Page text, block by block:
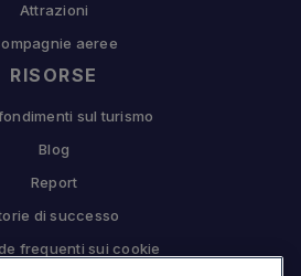
Attrazioni
aeree
RISORSE
sul turismo
Blog
Report
di successo
frequenti sui cookie